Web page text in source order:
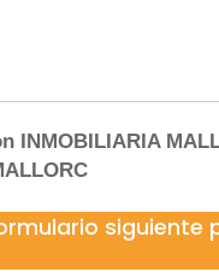
INMOBILIARIA